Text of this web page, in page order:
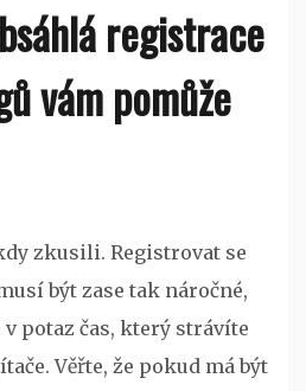
registrace
vám pomůže
zkusili. Registrovat se
být zase tak náročné,
potaz čas, který strávíte
Věřte, že pokud má být